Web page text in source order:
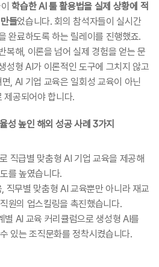
이 학습한 AI 툴 활용법을 실제 상황에 적
들었습니다. 회의 참석자들이 실시간
완료하도록 하는 릴레이를 진행했죠.
복해, 이론을 넘어 실제 경험을 얻는 문
성형 AI가 이론적인 도구에 그치지 않고
, AI 기업 교육은 일회성 교육이 아닌
제공되어야 합니다.
성 높인 해외 성공 사례 3가지
직급별 맞춤형 AI 기업 교육을 제공해
를 높였습니다.
직무별 맞춤형 AI 교육뿐만 아니라 재교
원의 업스킬링을 촉진했습니다.
AI 교육 커리큘럼으로 생성형 AI를
있는 조직문화를 정착시켰습니다.